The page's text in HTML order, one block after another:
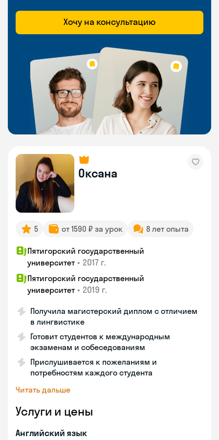
Хочу на консультацию
Оксана
5 от 1590 ₽ за урок 8 лет опыта
Пятигорский государственный
университет • 2017 г.
Пятигорский государственный
университет • 2019 г.
Получила магистерский диплом с отличием
в лингвистике
Готовит студентов к международным
экзаменам и собеседованиям
Прислушивается к пожеланиям и
потребностям каждого студента
Читать дальше
Услуги и цены
Английский язык